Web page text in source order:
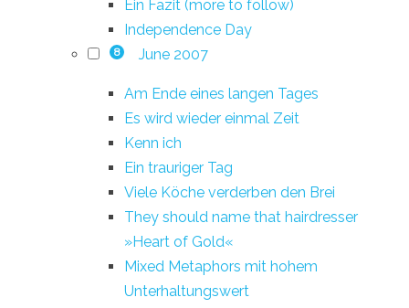
Ein Fazit (more to follow)
Independence Day
8 June 2007
Am Ende eines langen Tages
Es wird wieder einmal Zeit
Kenn ich
Ein trauriger Tag
Viele Köche verderben den Brei
They should name that hairdresser
»Heart of Gold«
Mixed Metaphors mit hohem
Unterhaltungswert